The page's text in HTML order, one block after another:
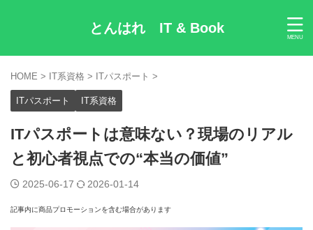
とんはれ IT & Book
HOME > IT系資格 > ITパスポート >
ITパスポート IT系資格
ITパスポートは意味ない？現場のリアル
と初心者視点での“本当の価値”
2025-06-17 2026-01-14
記事内に商品プロモーションを含む場合があります